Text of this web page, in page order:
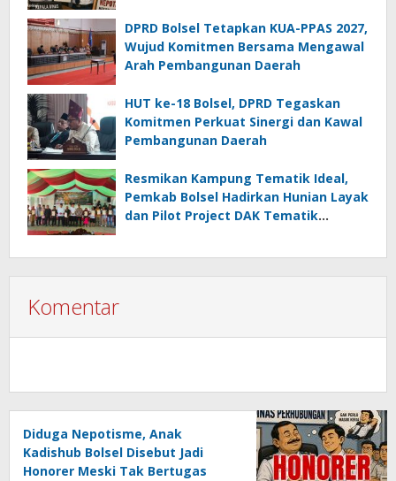
DPRD Bolsel Tetapkan KUA-PPAS 2027,
Wujud Komitmen Bersama Mengawal
Arah Pembangunan Daerah
HUT ke-18 Bolsel, DPRD Tegaskan
Komitmen Perkuat Sinergi dan Kawal
Pembangunan Daerah
Resmikan Kampung Tematik Ideal,
Pemkab Bolsel Hadirkan Hunian Layak
dan Pilot Project DAK Tematik
Komentar
Diduga Nepotisme, Anak
Kadishub Bolsel Disebut Jadi
Honorer Meski Tak Bertugas